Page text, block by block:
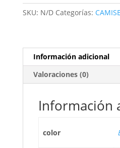
SKU: N/D Categorías:
Información adicional
Valoraciones (0)
Información
color